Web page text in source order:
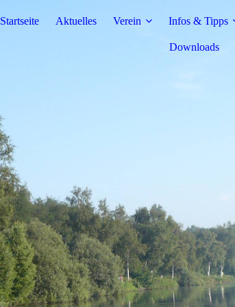
Aktuelles Verein Infos & Tipps
Downloads